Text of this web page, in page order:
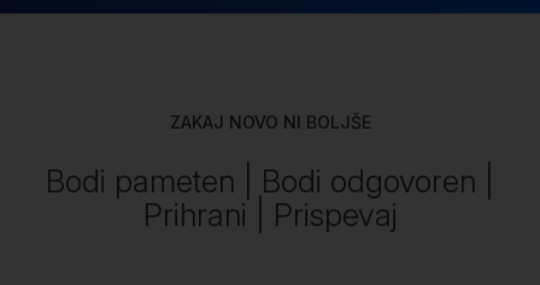
ZAKAJ NOVO NI BOLJŠE
Bodi pameten | Bodi odgovoren |
Prihrani | Prispevaj